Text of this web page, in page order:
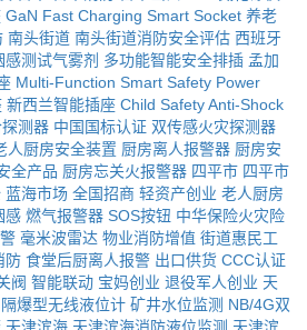
GaN Fast Charging Smart Socket 养老
南头街道 南头街道消防安全评估 西班牙
感测试气雾剂 多功能智能安全排插 孟加
Multi-Function Smart Safety Power
新西兰智能插座 Child Safety Anti-Shock
测器 中国国标认证 双传感火灾探测器
人厨房安全装置 厨房离人报警器 厨房安
全产品 厨房忘关火报警器 四平市 四平市
蓝海市场 全国招商 轻资产创业 老人厨房
感 燃气报警器 SOS按钮 中华保险火灾险
毫米波雷达 物业消防增值 街道惠民工
防 食堂后厨离人报警 出口供货 CCC认证
阀 智能联动 宝妈创业 退役军人创业 天
隔爆型无线液位计 矿井水位监测 NB/4G双